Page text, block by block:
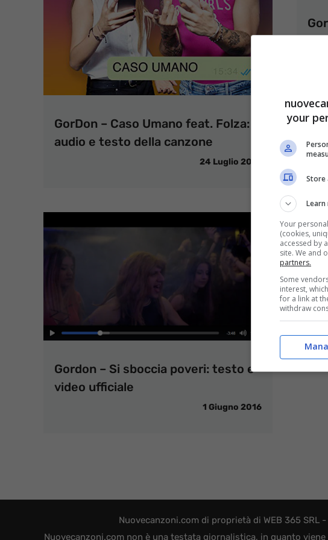
GorDon – Caso Umano feat. Folza:
audio e testo della canzone
24 Luglio 2019
Gordon – Si sboccia poveri: testo e
video ufficiale
1 Giugno 2016
Nuovecanzoni.com di proprietà di WEB 365 SRL
Nuovecanzoni.com non è una testata giornalistica, in quanto
your
Store
Your
(cookies,
accessed by
site. We and
partners.
Some
interest,
for a link at
withdraw